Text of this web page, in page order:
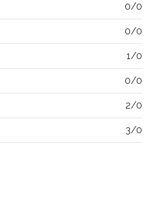
0/0
0/0
1/0
0/0
2/0
3/0